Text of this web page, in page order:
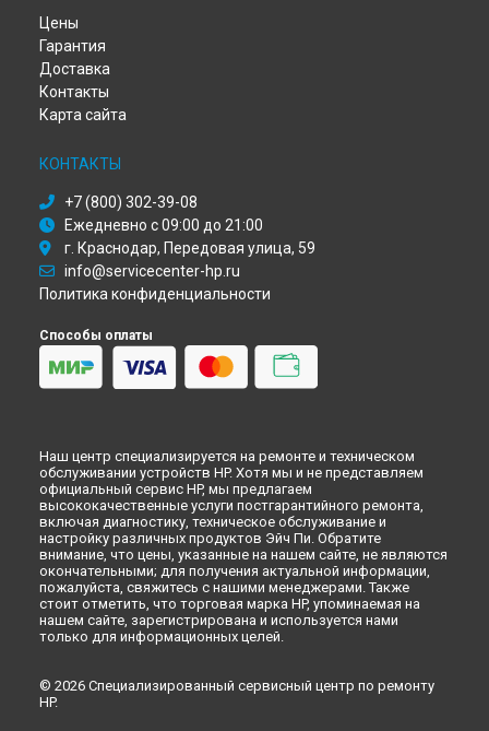
Ремонт МФУ LaserJet 137fnw HP в
Ремонт МФУ LaserJet 137fnw HP в
Ремонт МФУ LaserJet 137fnw HP в
Цены
Гарантия
Доставка
Контакты
Карта сайта
КОНТАКТЫ
+7 (800) 302-39-08
Ежедневно с 09:00 до 21:00
г. Краснодар, Передовая улица, 59
info@servicecenter-hp.ru
Политика конфиденциальности
Способы оплаты
Наш центр специализируется на ремонте и техническом
обслуживании устройств HP. Хотя мы и не представляем
официальный сервис HP, мы предлагаем
высококачественные услуги постгарантийного ремонта,
включая диагностику, техническое обслуживание и
настройку различных продуктов Эйч Пи. Обратите
внимание, что цены, указанные на нашем сайте, не являются
окончательными; для получения актуальной информации,
пожалуйста, свяжитесь с нашими менеджерами. Также
стоит отметить, что торговая марка HP, упоминаемая на
нашем сайте, зарегистрирована и используется нами
только для информационных целей.
© 2026 Специализированный сервисный центр по ремонту
HP.